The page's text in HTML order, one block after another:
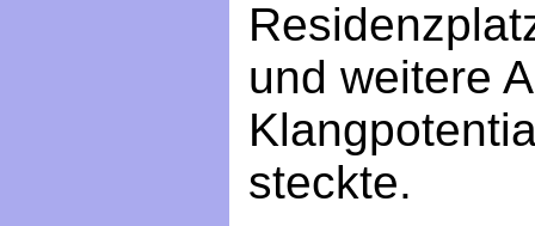
und weitere
steckte.